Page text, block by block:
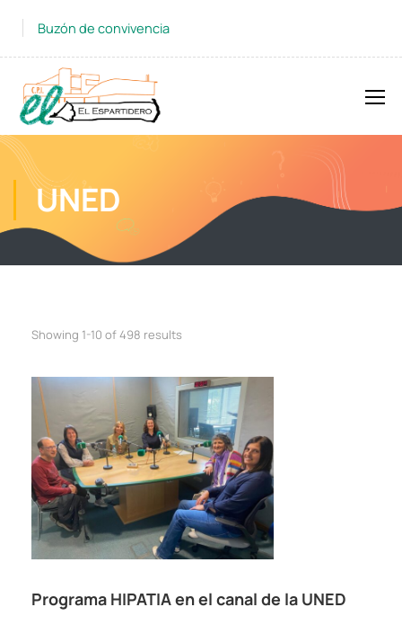
Buzón de convivencia
UNED
Showing 1-10 of 498 results
Programa HIPATIA en el canal de la UNED